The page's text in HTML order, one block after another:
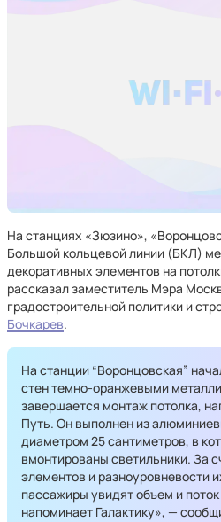
На станциях «Зюзино»,
Большой кольцевой линии (БКЛ)
декоративных элементов на
рассказал заместитель Мэра
градостроительной политики и
Бочкарев.
На станции “Воронцовская”
стен темно-оранжевыми
завершается монтаж потолка,
Путь. Он выполнен из
диаметром 25 сантиметров, в
вмонтированы светильники. За
элементов и разноуровневости
пассажиры увидят объем и
напоминает Галактику», —